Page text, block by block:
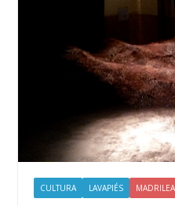
CULTURA LAVAPIÉS